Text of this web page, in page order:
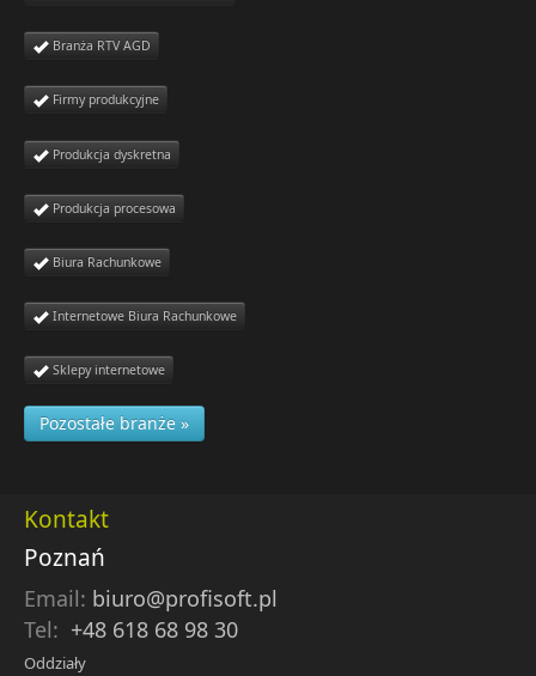
Branża RTV AGD
Firmy produkcyjne
Produkcja dyskretna
Produkcja procesowa
Biura Rachunkowe
Internetowe Biura Rachunkowe
Sklepy internetowe
Pozostałe branże »
Kontakt
Poznań
Email: biuro@profisoft.pl
Tel: +48 618 68 98 30
Oddziały